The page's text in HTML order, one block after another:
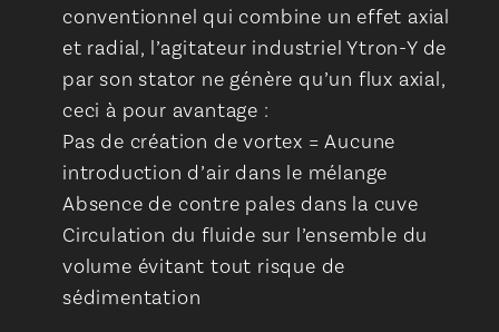
conventionnel qui combine un effet axial
et radial, l’agitateur industriel Ytron-Y de
par son stator ne génère qu’un flux axial,
ceci à pour avantage :
Pas de création de vortex = Aucune
introduction d’air dans le mélange
Absence de contre pales dans la cuve
Circulation du fluide sur l’ensemble du
volume évitant tout risque de
sédimentation